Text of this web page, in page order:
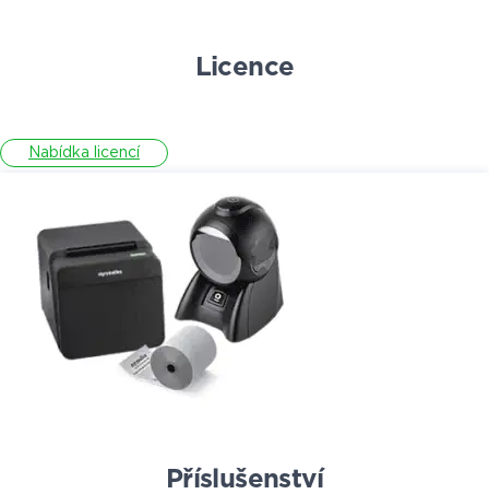
Licence
Nabídka licencí
Příslušenství